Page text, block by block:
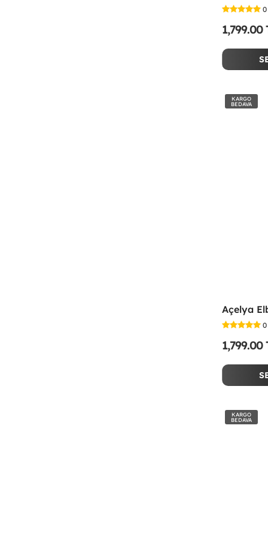
0
1,799.00
KARGO
BEDAVA
Açelya
0
1,799.00
KARGO
BEDAVA